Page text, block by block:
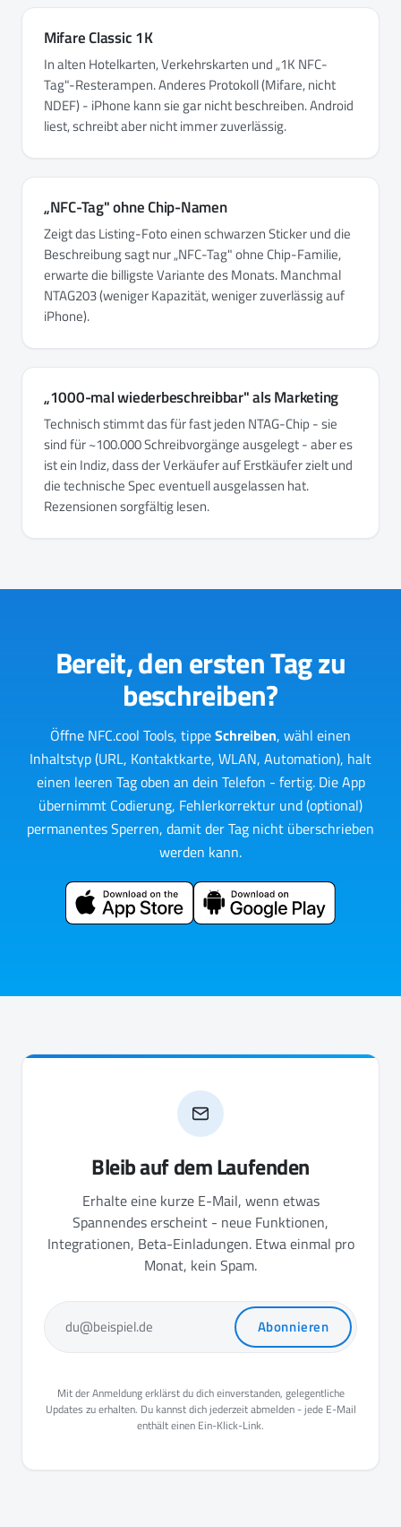
Mifare Classic 1K
In alten Hotelkarten, Verkehrskarten und „1K NFC-
Tag"-Resterampen. Anderes Protokoll (Mifare, nicht
NDEF) - iPhone kann sie gar nicht beschreiben. Android
liest, schreibt aber nicht immer zuverlässig.
„NFC-Tag" ohne Chip-Namen
Zeigt das Listing-Foto einen schwarzen Sticker und die
Beschreibung sagt nur „NFC-Tag" ohne Chip-Familie,
erwarte die billigste Variante des Monats. Manchmal
NTAG203 (weniger Kapazität, weniger zuverlässig auf
iPhone).
„1000-mal wiederbeschreibbar" als Marketing
Technisch stimmt das für fast jeden NTAG-Chip - sie
sind für ~100.000 Schreibvorgänge ausgelegt - aber es
ist ein Indiz, dass der Verkäufer auf Erstkäufer zielt und
die technische Spec eventuell ausgelassen hat.
Rezensionen sorgfältig lesen.
Bereit, den ersten Tag zu
beschreiben?
Öffne NFC.cool Tools, tippeSchreiben, wähl einen
Inhaltstyp (URL, Kontaktkarte, WLAN, Automation), halt
einen leeren Tag oben an dein Telefon - fertig. Die App
übernimmt Codierung, Fehlerkorrektur und (optional)
permanentes Sperren, damit der Tag nicht überschrieben
werden kann.
Bleib auf dem Laufenden
Erhalte eine kurze E-Mail, wenn etwas
Spannendes erscheint - neue Funktionen,
Integrationen, Beta-Einladungen. Etwa einmal pro
Monat, kein Spam.
du@beispiel.de Abonnieren
Mit der Anmeldung erklärst du dich einverstanden, gelegentliche
Updates zu erhalten. Du kannst dich jederzeit abmelden - jede E-Mail
enthält einen Ein-Klick-Link.